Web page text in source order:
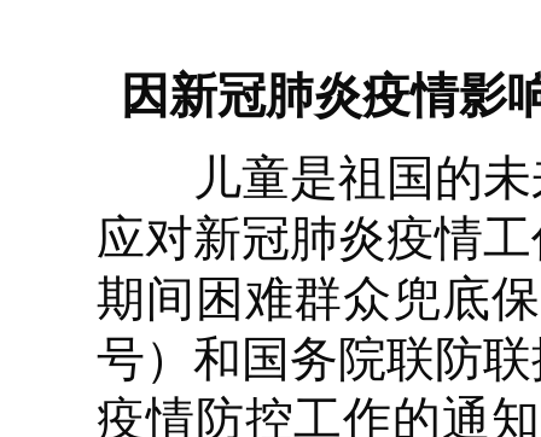
因新冠肺炎疫情影
儿童是祖国的未
应对新冠肺炎疫情
期间困难群众兜底
号）和国务院联防
疫情防控工作的通